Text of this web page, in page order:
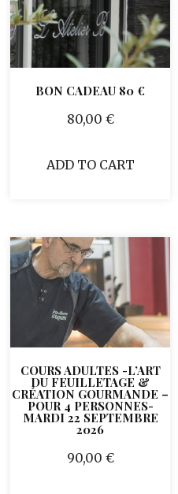
BON CADEAU 80 €
80,00 €
ADD TO CART
COURS ADULTES -L’ART
DU FEUILLETAGE &
CRÉATION GOURMANDE –
POUR 4 PERSONNES-
MARDI 22 SEPTEMBRE
2026
90,00 €